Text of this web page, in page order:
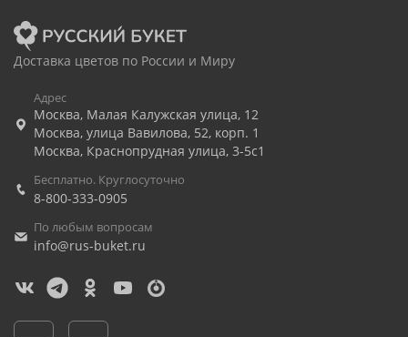
Доставка цветов по России и Миру
Адрес
Москва, Малая Калужская улица, 12
Москва, улица Вавилова, 52, корп. 1
Москва, Краснопрудная улица, 3-5с1
Бесплатно. Круглосуточно
8-800-333-0905
По любым вопросам
info@rus-buket.ru